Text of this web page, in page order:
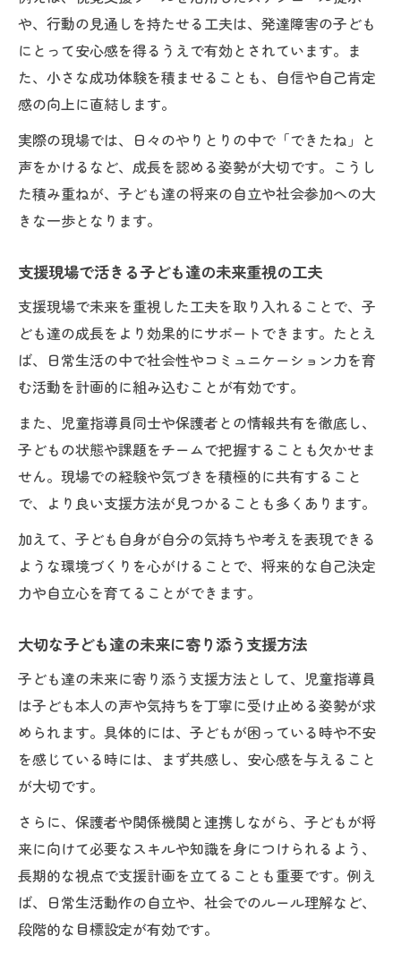
や、行動の見通しを持たせる工夫は、発達障害の子ども
にとって安心感を得るうえで有効とされています。ま
た、小さな成功体験を積ませることも、自信や自己肯定
感の向上に直結します。
実際の現場では、日々のやりとりの中で「できたね」と
声をかけるなど、成長を認める姿勢が大切です。こうし
た積み重ねが、子ども達の将来の自立や社会参加への大
きな一歩となります。
支援現場で活きる子ども達の未来重視の工夫
支援現場で未来を重視した工夫を取り入れることで、子
ども達の成長をより効果的にサポートできます。たとえ
ば、日常生活の中で社会性やコミュニケーション力を育
む活動を計画的に組み込むことが有効です。
また、児童指導員同士や保護者との情報共有を徹底し、
子どもの状態や課題をチームで把握することも欠かせま
せん。現場での経験や気づきを積極的に共有すること
で、より良い支援方法が見つかることも多くあります。
加えて、子ども自身が自分の気持ちや考えを表現できる
ような環境づくりを心がけることで、将来的な自己決定
力や自立心を育てることができます。
大切な子ども達の未来に寄り添う支援方法
子ども達の未来に寄り添う支援方法として、児童指導員
は子ども本人の声や気持ちを丁寧に受け止める姿勢が求
められます。具体的には、子どもが困っている時や不安
を感じている時には、まず共感し、安心感を与えること
が大切です。
さらに、保護者や関係機関と連携しながら、子どもが将
来に向けて必要なスキルや知識を身につけられるよう、
長期的な視点で支援計画を立てることも重要です。例え
ば、日常生活動作の自立や、社会でのルール理解など、
段階的な目標設定が有効です。